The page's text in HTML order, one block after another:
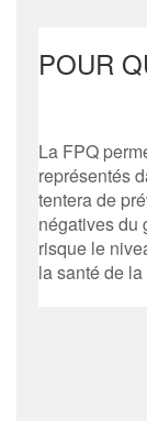
POUR
La FPQ
représentés
tentera de
négatives du
risque le
la santé de